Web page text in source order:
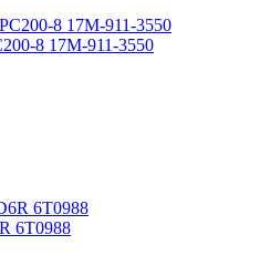
8 17M-911-3550
6T0988